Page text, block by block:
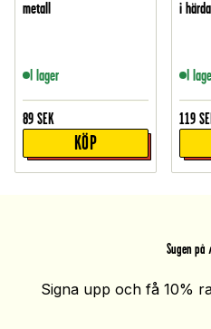
metall
I lager
89 SEK
KÖP
i
I
119
Sugen på
Signa upp och få 10%